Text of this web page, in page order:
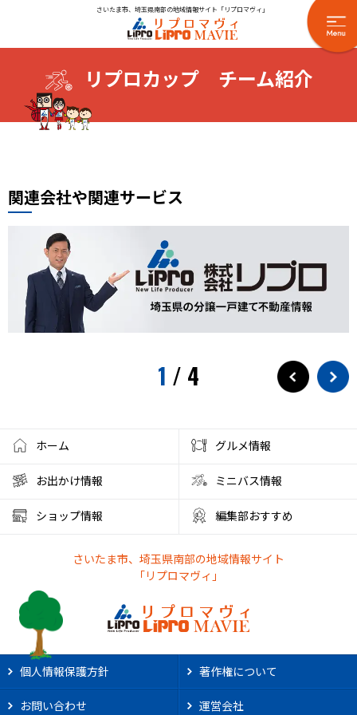
さいたま市、埼玉県南部の地域情報サイト「リプロマヴィ」
リプロカップ チーム紹介
関連会社や関連サービス
1 / 4
ホーム グルメ情報
お出かけ情報 ミニバス情報
ショップ情報 編集部おすすめ
さいたま市、埼玉県南部の地域情報サイト
「リプロマヴィ」
個人情報保護方針 著作権について
お問い合わせ 運営会社